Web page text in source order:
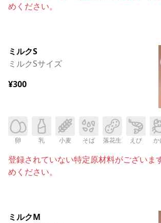
めください。
ミルクS
ミルクSサイズ
¥300
卵 乳 小麦 そば 落花生 えび か
登録されていない特定原材料がございま
めください。
ミルクM